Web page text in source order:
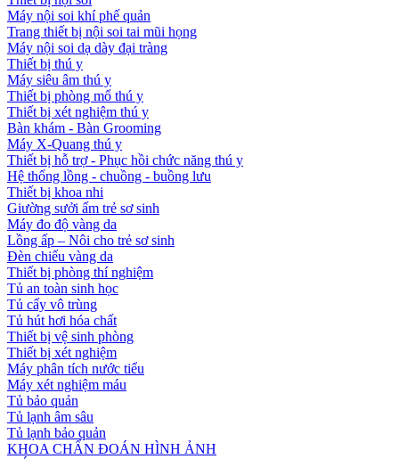
Máy nội soi khí phế quản
Trang thiết bị nội soi tai mũi họng
Máy nội soi dạ dày đại tràng
Thiết bị thú y
Máy siêu âm thú y
Thiết bị phòng mổ thú y
Thiết bị xét nghiệm thú y
Bàn khám - Bàn Grooming
Máy X-Quang thú y
Thiết bị hỗ trợ - Phục hồi chức năng thú y
Hệ thống lồng - chuồng - buồng lưu
Thiết bị khoa nhi
Giường sưởi ấm trẻ sơ sinh
Máy đo độ vàng da
Lồng ấp – Nôi cho trẻ sơ sinh
Đèn chiếu vàng da
Thiết bị phòng thí nghiệm
Tủ an toàn sinh học
Tủ cấy vô trùng
Tủ hút hơi hóa chất
Thiết bị vệ sinh phòng
Thiết bị xét nghiệm
Máy phân tích nước tiểu
Máy xét nghiệm máu
Tủ bảo quản
Tủ lạnh âm sâu
Tủ lạnh bảo quản
KHOA CHẨN ĐOÁN HÌNH ẢNH